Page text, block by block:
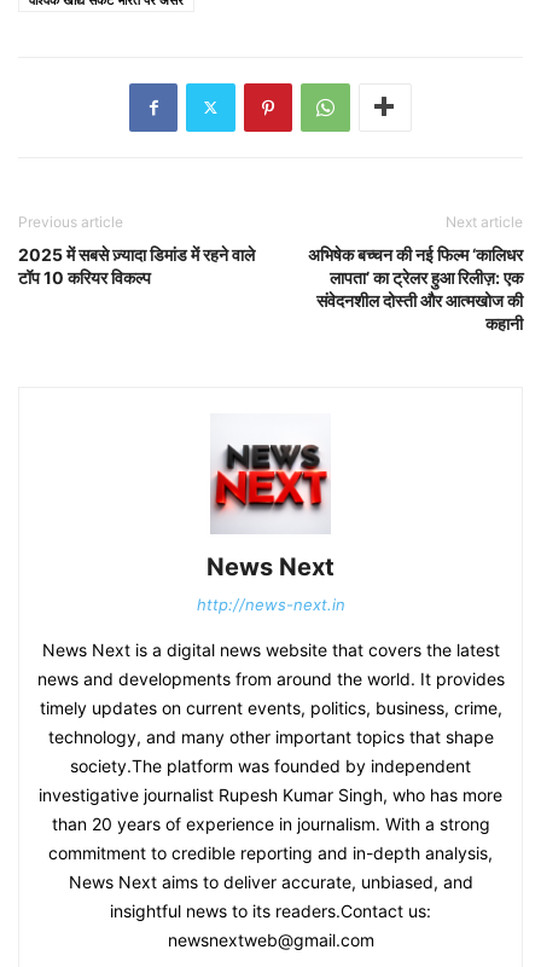
Previous article
2025 में सबसे ज़्यादा डिमांड में रहने वाले
टॉप 10 करियर विकल्प
Next article
अभिषेक बच्चन की नई फिल्म ‘कालिधर
लापता’ का ट्रेलर हुआ रिलीज़: एक
संवेदनशील दोस्ती और आत्मखोज की
कहानी
News Next
http://news-next.in
News Next is a digital news website that covers the latest
news and developments from around the world. It provides
timely updates on current events, politics, business, crime,
technology, and many other important topics that shape
society.The platform was founded by independent
investigative journalist Rupesh Kumar Singh, who has more
than 20 years of experience in journalism. With a strong
commitment to credible reporting and in-depth analysis,
News Next aims to deliver accurate, unbiased, and
insightful news to its readers.Contact us:
newsnextweb@gmail.com